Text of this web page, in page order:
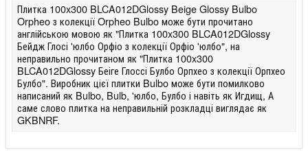
Плитка 100x300 BLCA012DGlossy Beige Glossy Bulbo
Orpheo з колекції Orpheo Bulbo може бути прочитано
англійською мовою як "Плитка 100x300 BLCA012DGlossy
Бейдж Глосі 'юлбо Орфіо з колекції Орфіо 'юлбо", на
неправильно прочитаном як "Плитка 100x300
BLCA012DGlossy Беіге Глоссі Булбо Орпхео з колекції Орпхео
Булбо". Виробник цієї плитки Bulbo може бути помилково
написаний як Bulbo, Bulb, 'юлбо, Булбо і навіть як Игдищ, А
саме слово плитка на неправильній розкладці виглядає як
GKBNRF.